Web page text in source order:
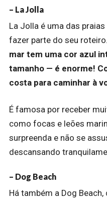
– La Jolla
La Jolla é uma das
fazer parte do seu roteiro.
mar tem uma cor azul
tamanho — é enorme!
costa para caminhar à
É famosa por receber
como focas e leões
surpreenda e não se
descansando
– Dog Beach
Há também a Dog